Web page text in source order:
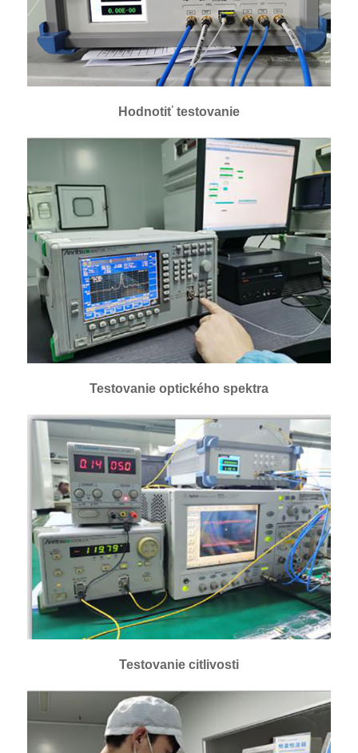
Hodnotiť testovanie
Testovanie optického spektra
Testovanie citlivosti